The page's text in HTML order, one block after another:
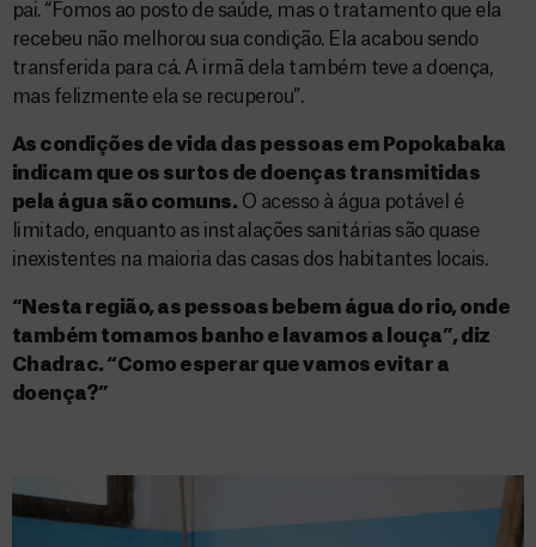
pai. “Fomos ao posto de saúde, mas o tratamento que ela
recebeu não melhorou sua condição. Ela acabou sendo
transferida para cá. A irmã dela também teve a doença,
mas felizmente ela se recuperou”.
As condições de vida das pessoas em Popokabaka
indicam que os surtos de doenças transmitidas
pela água são comuns. O acesso à água potável é
limitado, enquanto as instalações sanitárias são quase
inexistentes na maioria das casas dos habitantes locais.
“Nesta região, as pessoas bebem água do rio, onde
também tomamos banho e lavamos a louça”, diz
Chadrac. “Como esperar que vamos evitar a
doença?”